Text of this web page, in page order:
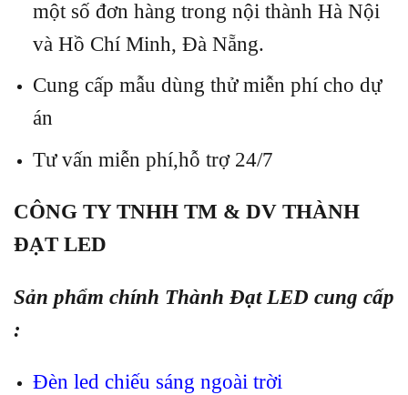
một số đơn hàng trong nội thành Hà Nội
và Hồ Chí Minh, Đà Nẵng.
Cung cấp mẫu dùng thử miễn phí cho dự
án
Tư vấn miễn phí,hỗ trợ 24/7
CÔNG TY TNHH TM & DV THÀNH
ĐẠT LED
Sản phẩm chính Thành Đạt LED cung cấp
:
Đèn led chiếu sáng ngoài trời